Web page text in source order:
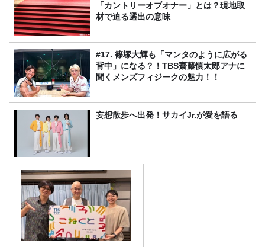
「カントリーオブオナー」とは？現地取
材で迫る選出の意味
#17. 篠塚大輝も「マンタのように広がる
背中」になる？！TBS齋藤慎太郎アナに
聞くメンズフィジークの魅力！！
妄想散歩へ出発！サカイJr.が愛を語る